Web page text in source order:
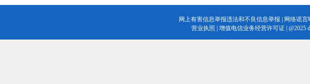
网上有害信息举报违法和不良信息举报 网络谣言
营业执照
增值电信业务经营许可证 @2025